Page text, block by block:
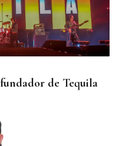
de Tequila